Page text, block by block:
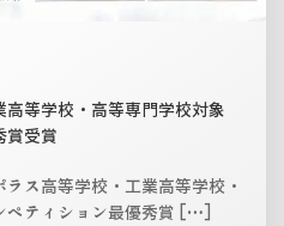
高等学校・高等専門学校対象
賞受賞
ス高等学校・工業高等学校・
ティション最優秀賞 […]